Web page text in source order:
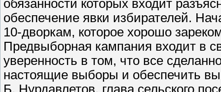
обязанности которых входит
обеспечение явки избирателей.
10-дворкам, которое хорошо
Предвыборная кампания входит в
уверенность в том, что все
настоящие выборы и обеспечить
Б. Нурдавлетов, глава сельского